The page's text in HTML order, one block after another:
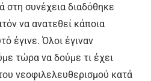
στη συνέχεια διαδόθηκε
να ανατεθεί κάποια
έγινε. Όλοι έγιναν
τώρα να δούμε τι έχει
νεοφιλελευθερισμού κατά